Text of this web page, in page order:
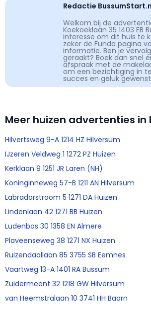
Redactie
Welkom bij de
Koekoeklaan 35 1403 EB
interesse om dit huis te
zeker de Funda pagina
informatie. Ben je
geraakt? Boek dan snel
afspraak met de
om een bezichtiging in
succes en geluk
Meer huizen advertenties in
Hilvertsweg 9-A 1214 HZ Hilversum
IJzeren Veldweg 1 1272 PZ Huizen
Kerklaan 9 1251 JR Laren (NH)
Koninginneweg 57-B 1211 AN Hilversum
Labradorstroom 5 1271 DA Huizen
Lindenlaan 42 1271 BB Huizen
Ludenbos 30 1358 EN Almere
Plaveenseweg 38 1271 NX Huizen
Ruizendaallaan 85 3755 SB Eemnes
Vaartweg 13-A 1401 RA Bussum
Zuidermeent 32 1218 GW Hilversum
van Heemstralaan 10 3741 HH Baarn